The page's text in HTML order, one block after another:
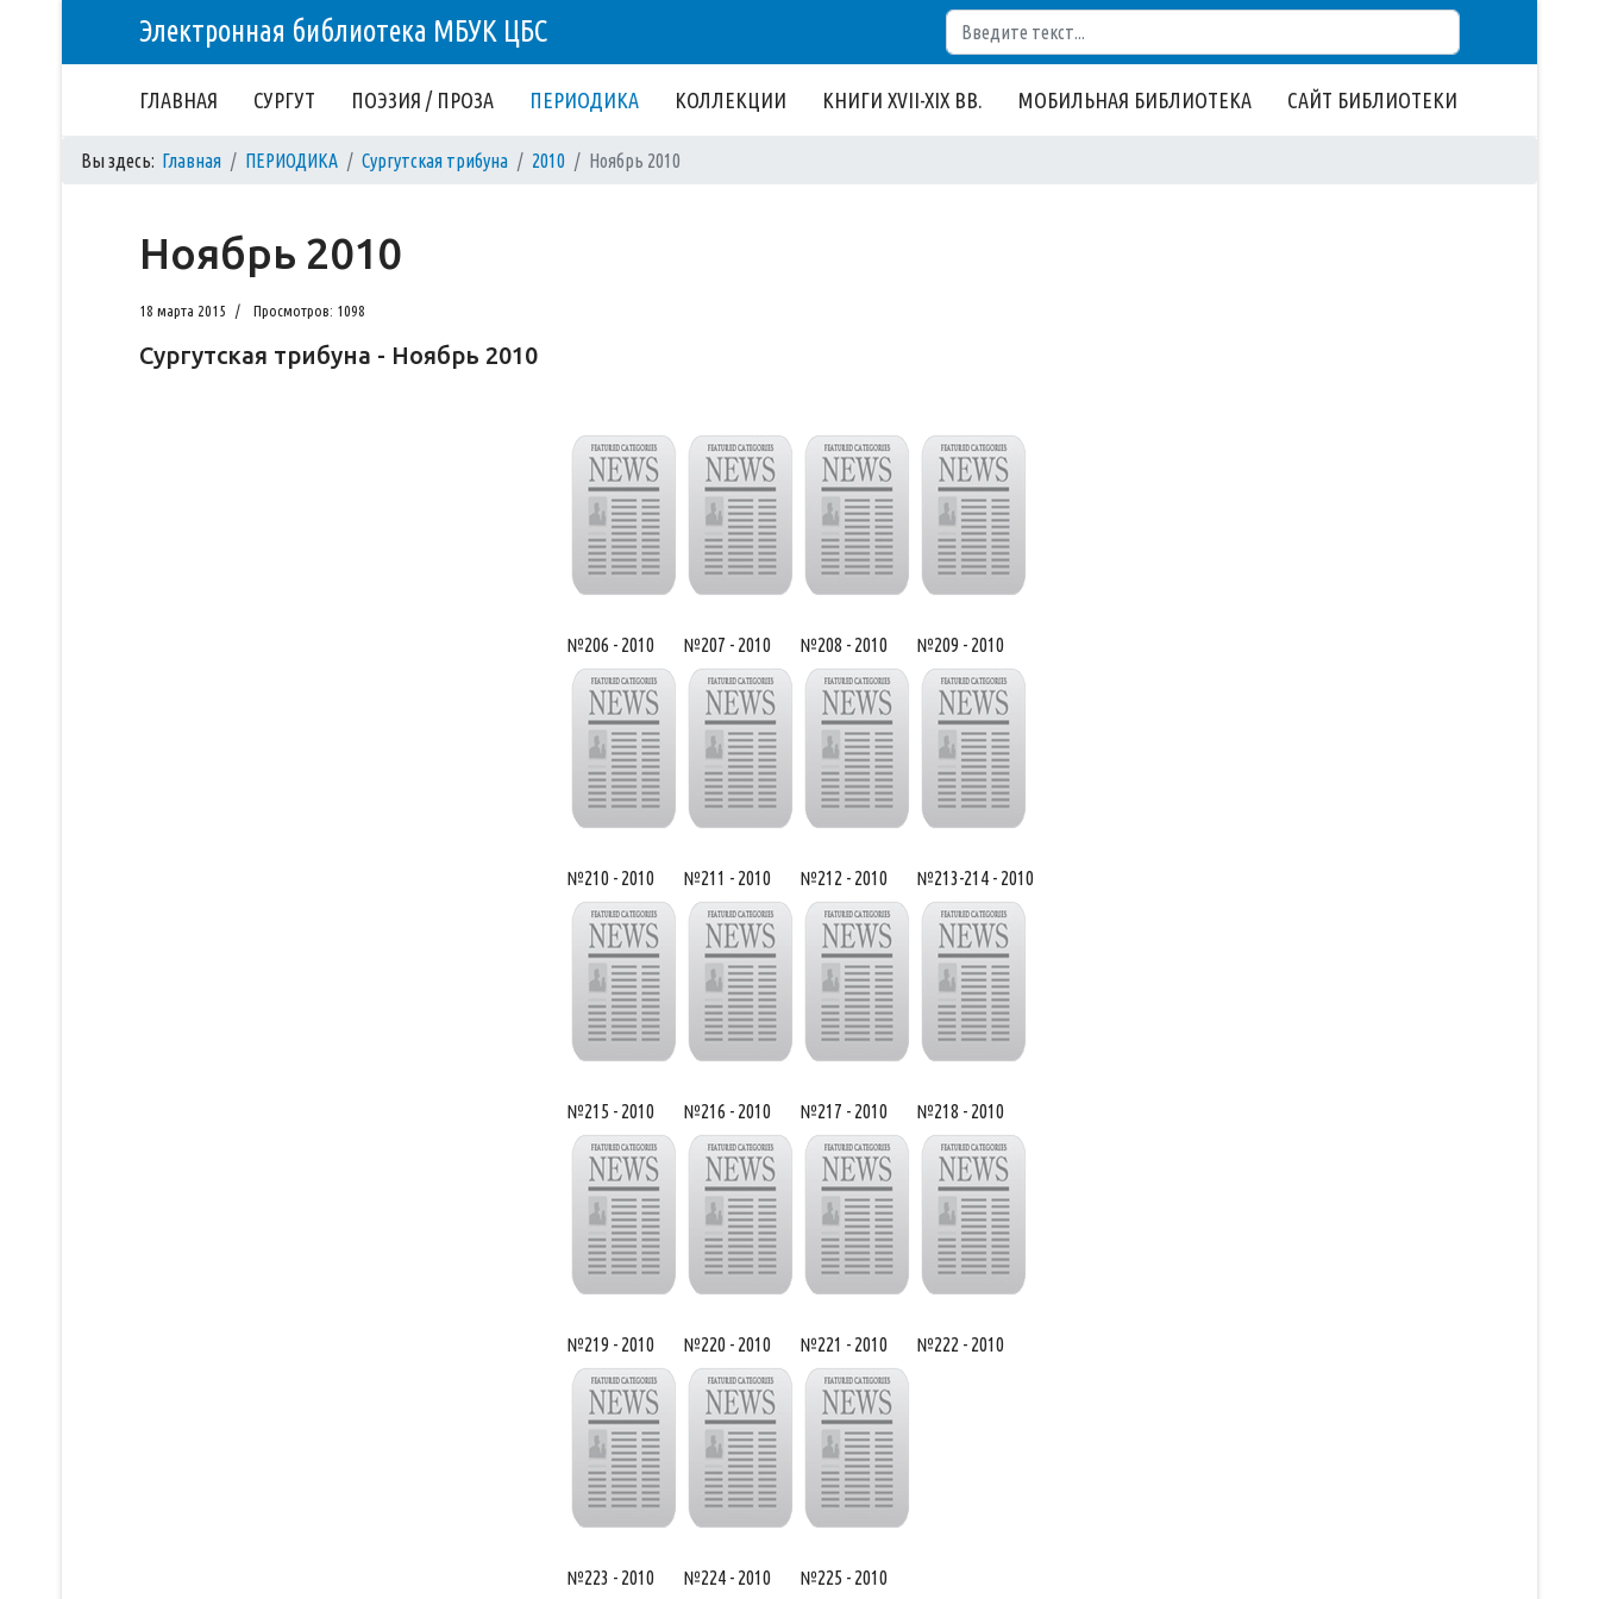
Электронная библиотека МБУК ЦБС
ГЛАВНАЯ СУРГУТ ПОЭЗИЯ / ПРОЗА ПЕРИОДИКА КОЛЛЕКЦИИ КНИГИ XVII-XIX ВВ. МОБИЛЬНАЯ БИБЛИОТЕКА САЙТ БИБЛИОТЕКИ
Вы здесь: Главная ПЕРИОДИКА Сургутская трибуна 2010 Ноябрь 2010
Ноябрь 2010
18 марта 2015 Просмотров: 1098
Сургутская трибуна - Ноябрь 2010
№206 - 2010 №207 - 2010 №208 - 2010 №209 - 2010
№210 - 2010 №211 - 2010 №212 - 2010 №213-214 - 2010
№215 - 2010 №216 - 2010 №217 - 2010 №218 - 2010
№219 - 2010 №220 - 2010 №221 - 2010 №222 - 2010
№223 - 2010 №224 - 2010 №225 - 2010